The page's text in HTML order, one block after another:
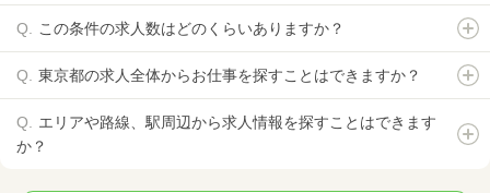
この条件の求人数はどのくらいありますか？
東京都の求人全体からお仕事を探すことはできますか？
エリアや路線、駅周辺から求人情報を探すことはできます
か？